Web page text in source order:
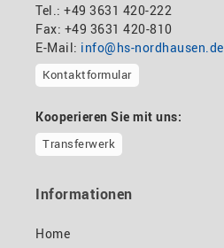
Tel.: +49 3631 420-222
Fax: +49 3631 420-810
E-Mail: info@hs-nordhausen.de
Kontaktformular
Kooperieren Sie mit uns:
Transferwerk
Informationen
Home